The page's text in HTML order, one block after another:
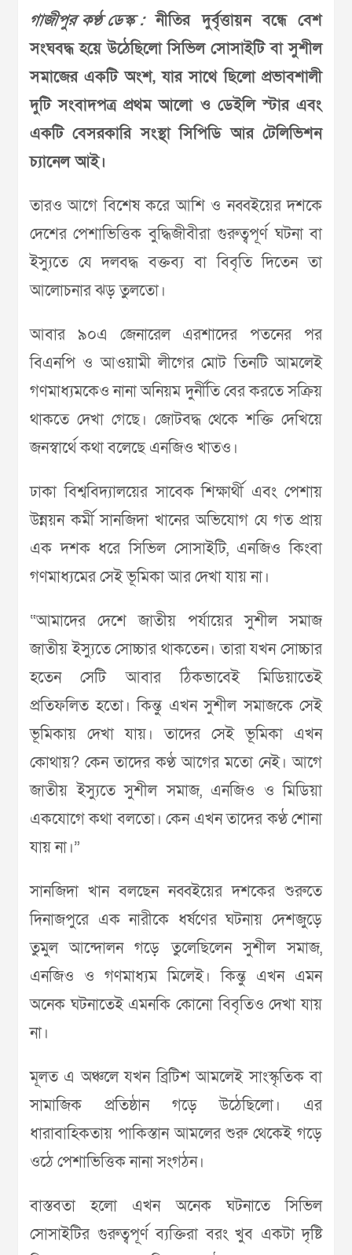
গাজীপুর কণ্ঠ ডেস্ক :নীতির দুর্বৃত্তায়ন বন্ধে বেশ
সংঘবদ্ধ হয়ে উঠেছিলো সিভিল সোসাইটি বা সুশীল
সমাজের একটি অংশ, যার সাথে ছিলো প্রভাবশালী
দুটি সংবাদপত্র প্রথম আলো ও ডেইলি স্টার এবং
একটি বেসরকারি সংস্থা সিপিডি আর টেলিভিশন
চ্যানেল আই।
তারও আগে বিশেষ করে আশি ও নব্বইয়ের দশকে
দেশের পেশাভিত্তিক বুদ্ধিজীবীরা গুরুত্বপূর্ণ ঘটনা বা
ইস্যুতে যে দলবদ্ধ বক্তব্য বা বিবৃতি দিতেন তা
আলোচনার ঝড় তুলতো।
আবার ৯০এ জেনারেল এরশাদের পতনের পর
বিএনপি ও আওয়ামী লীগের মোট তিনটি আমলেই
গণমাধ্যমকেও নানা অনিয়ম দুর্নীতি বের করতে সক্রিয়
থাকতে দেখা গেছে। জোটবদ্ধ থেকে শক্তি দেখিয়ে
জনস্বার্থে কথা বলেছে এনজিও খাতও।
ঢাকা বিশ্ববিদ্যালয়ের সাবেক শিক্ষার্থী এবং পেশায়
উন্নয়ন কর্মী সানজিদা খানের অভিযোগ যে গত প্রায়
এক দশক ধরে সিভিল সোসাইটি, এনজিও কিংবা
গণমাধ্যমের সেই ভূমিকা আর দেখা যায় না।
“আমাদের দেশে জাতীয় পর্যায়ের সুশীল সমাজ
জাতীয় ইস্যুতে সোচ্চার থাকতেন। তারা যখন সোচ্চার
হতেন সেটি আবার ঠিকভাবেই মিডিয়াতেই
প্রতিফলিত হতো। কিন্তু এখন সুশীল সমাজকে সেই
ভূমিকায় দেখা যায়। তাদের সেই ভূমিকা এখন
কোথায়? কেন তাদের কণ্ঠ আগের মতো নেই। আগে
জাতীয় ইস্যুতে সুশীল সমাজ, এনজিও ও মিডিয়া
একযোগে কথা বলতো। কেন এখন তাদের কণ্ঠ শোনা
যায় না।”
সানজিদা খান বলছেন নব্বইয়ের দশকের শুরুতে
দিনাজপুরে এক নারীকে ধর্ষণের ঘটনায় দেশজুড়ে
তুমুল আন্দোলন গড়ে তুলেছিলেন সুশীল সমাজ,
এনজিও ও গণমাধ্যম মিলেই। কিন্তু এখন এমন
অনেক ঘটনাতেই এমনকি কোনো বিবৃতিও দেখা যায়
না।
মূলত এ অঞ্চলে যখন ব্রিটিশ আমলেই সাংস্কৃতিক বা
সামাজিক প্রতিষ্ঠান গড়ে উঠেছিলো। এর
ধারাবাহিকতায় পাকিস্তান আমলের শুরু থেকেই গড়ে
ওঠে পেশাভিত্তিক নানা সংগঠন।
বাস্তবতা হলো এখন অনেক ঘটনাতে সিভিল
সোসাইটির গুরুত্বপূর্ণ ব্যক্তিরা বরং খুব একটা দৃষ্টি